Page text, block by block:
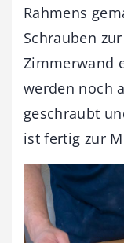
Rahmens
Schrauben
Zimmerwand
werden noch
geschraubt
ist fertig zur